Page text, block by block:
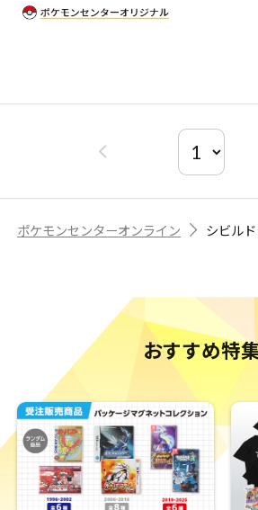
ポケモンセンターオンライン シビル
おすすめ特